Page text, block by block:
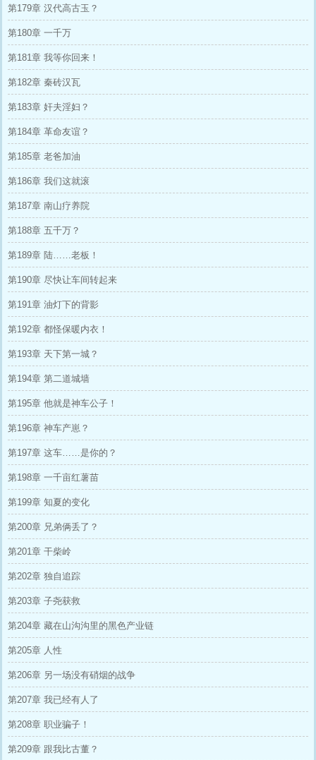
第179章 汉代高古玉？
第180章 一千万
第181章 我等你回来！
第182章 秦砖汉瓦
第183章 奸夫淫妇？
第184章 革命友谊？
第185章 老爸加油
第186章 我们这就滚
第187章 南山疗养院
第188章 五千万？
第189章 陆……老板！
第190章 尽快让车间转起来
第191章 油灯下的背影
第192章 都怪保暖内衣！
第193章 天下第一城？
第194章 第二道城墙
第195章 他就是神车公子！
第196章 神车产崽？
第197章 这车……是你的？
第198章 一千亩红薯苗
第199章 知夏的变化
第200章 兄弟俩丢了？
第201章 干柴岭
第202章 独自追踪
第203章 子尧获救
第204章 藏在山沟沟里的黑色产业链
第205章 人性
第206章 另一场没有硝烟的战争
第207章 我已经有人了
第208章 职业骗子！
第209章 跟我比古董？